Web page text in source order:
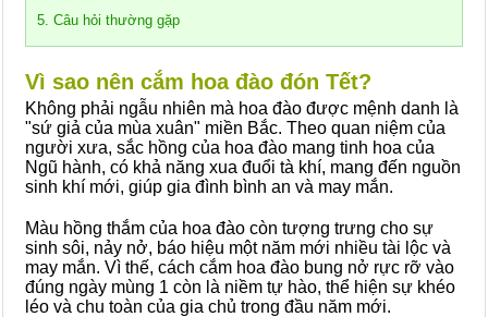
5. Câu hỏi thường gặp
Vì sao nên cắm hoa đào đón Tết?
Không phải ngẫu nhiên mà hoa đào được mệnh danh là
"sứ giả của mùa xuân" miền Bắc. Theo quan niệm của
người xưa, sắc hồng của hoa đào mang tinh hoa của
Ngũ hành, có khả năng xua đuổi tà khí, mang đến nguồn
sinh khí mới, giúp gia đình bình an và may mắn.
Màu hồng thắm của hoa đào còn tượng trưng cho sự
sinh sôi, nảy nở, báo hiệu một năm mới nhiều tài lộc và
may mắn. Vì thế, cách cắm hoa đào bung nở rực rỡ vào
đúng ngày mùng 1 còn là niềm tự hào, thể hiện sự khéo
léo và chu toàn của gia chủ trong đầu năm mới.